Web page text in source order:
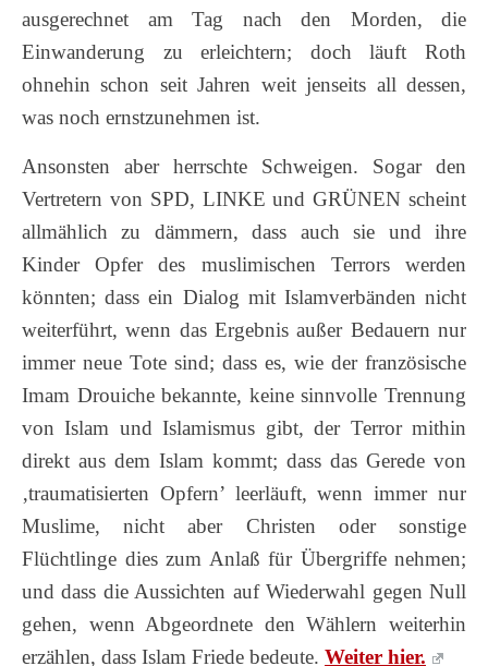
ausgerechnet am Tag nach den Morden, die
Einwanderung zu erleichtern; doch läuft Roth
ohnehin schon seit Jahren weit jenseits all dessen,
was noch ernstzunehmen ist.
Ansonsten aber herrschte Schweigen. Sogar den
Vertretern von SPD, LINKE und GRÜNEN scheint
allmählich zu dämmern, dass auch sie und ihre
Kinder Opfer des muslimischen Terrors werden
könnten; dass ein Dialog mit Islamverbänden nicht
weiterführt, wenn das Ergebnis außer Bedauern nur
immer neue Tote sind; dass es, wie der französische
Imam Drouiche bekannte, keine sinnvolle Trennung
von Islam und Islamismus gibt, der Terror mithin
direkt aus dem Islam kommt; dass das Gerede von
‚traumatisierten Opfern’ leerläuft, wenn immer nur
Muslime, nicht aber Christen oder sonstige
Flüchtlinge dies zum Anlaß für Übergriffe nehmen;
und dass die Aussichten auf Wiederwahl gegen Null
gehen, wenn Abgeordnete den Wählern weiterhin
erzählen, dass Islam Friede bedeute. Weiter hier.